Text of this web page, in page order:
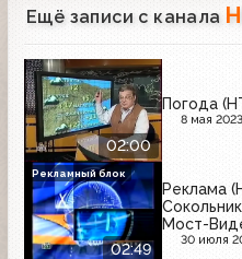
Ещё записи с канала
02:00
Погода
8 мая
02:49
Реклама
Мост-
Azira,
30 июля
Рекламный блок